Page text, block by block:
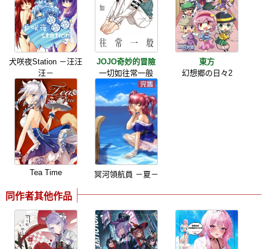
犬咲夜Station －汪汪
汪－
JOJO奇妙的冒險
一切如往常一般
東方
幻想郷の日々2
Tea Time 冥河領航員 －夏－
同作者其他作品